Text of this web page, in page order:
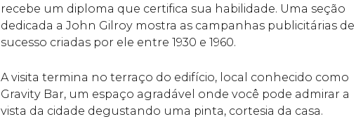
recebe um diploma que certifica sua habilidade. Uma seção
dedicada a John Gilroy mostra as campanhas publicitárias de
sucesso criadas por ele entre 1930 e 1960.
A visita termina no terraço do edifício, local conhecido como
Gravity Bar, um espaço agradável onde você pode admirar a
vista da cidade degustando uma pinta, cortesia da casa.